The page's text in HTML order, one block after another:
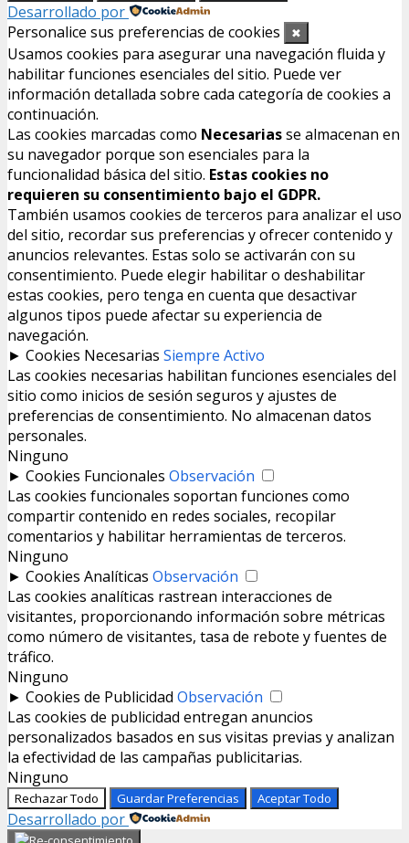
Desarrollado por
Personalice sus preferencias de cookies
✖
Usamos cookies para asegurar una navegación fluida y
habilitar funciones esenciales del sitio. Puede ver
información detallada sobre cada categoría de cookies a
continuación.
Las cookies marcadas como Necesariasse almacenan en
su navegador porque son esenciales para la
funcionalidad básica del sitio. Estas cookies no
requieren su consentimiento bajo el GDPR.
También usamos cookies de terceros para analizar el uso
del sitio, recordar sus preferencias y ofrecer contenido y
anuncios relevantes. Estas solo se activarán con su
consentimiento. Puede elegir habilitar o deshabilitar
estas cookies, pero tenga en cuenta que desactivar
algunos tipos puede afectar su experiencia de
navegación.
► Cookies Necesarias Siempre Activo
Las cookies necesarias habilitan funciones esenciales del
sitio como inicios de sesión seguros y ajustes de
preferencias de consentimiento. No almacenan datos
personales.
Ninguno
► Cookies Funcionales Observación
Las cookies funcionales soportan funciones como
compartir contenido en redes sociales, recopilar
comentarios y habilitar herramientas de terceros.
Ninguno
► Cookies Analíticas Observación
Las cookies analíticas rastrean interacciones de
visitantes, proporcionando información sobre métricas
como número de visitantes, tasa de rebote y fuentes de
tráfico.
Ninguno
► Cookies de Publicidad Observación
Las cookies de publicidad entregan anuncios
personalizados basados en sus visitas previas y analizan
la efectividad de las campañas publicitarias.
Ninguno
Rechazar Todo Guardar Preferencias Aceptar Todo
Desarrollado por